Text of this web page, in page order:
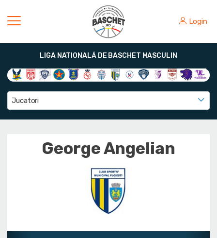
Login
LIGA NATIONALĂ DE BASCHET MASCULIN
Jucatori
George Angelian